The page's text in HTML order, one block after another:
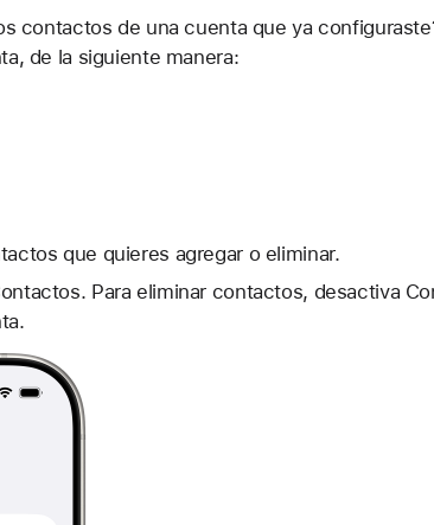
contactos de una cuenta que ya
de la siguiente manera:
que quieres agregar o eliminar.
Para eliminar contactos, desactiva